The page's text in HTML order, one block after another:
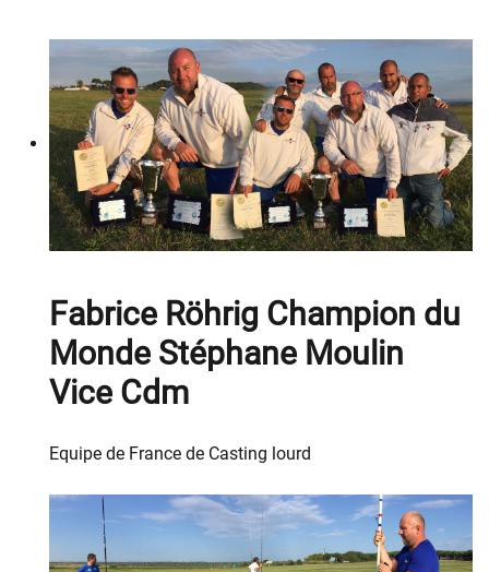
Fabrice Röhrig Champion du
Monde Stéphane Moulin
Vice Cdm
Equipe de France de Casting lourd